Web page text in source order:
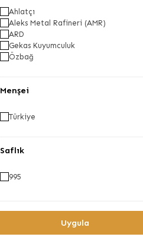
Ahlatçı
Aleks Metal Rafineri (AMR)
ARD
Gekas Kuyumculuk
Özbağ
Menşei
Türkiye
Saflık
995
Uygula